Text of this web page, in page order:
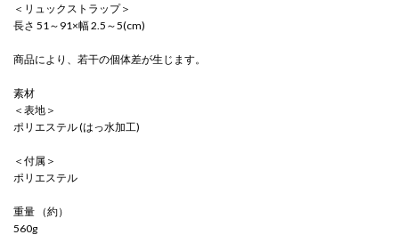
＜リュックストラップ＞
長さ 51～91×幅 2.5～5(cm)
商品により、若干の個体差が生じます。
素材
＜表地＞
ポリエステル (はっ水加工)
＜付属＞
ポリエステル
重量 （約）
560g